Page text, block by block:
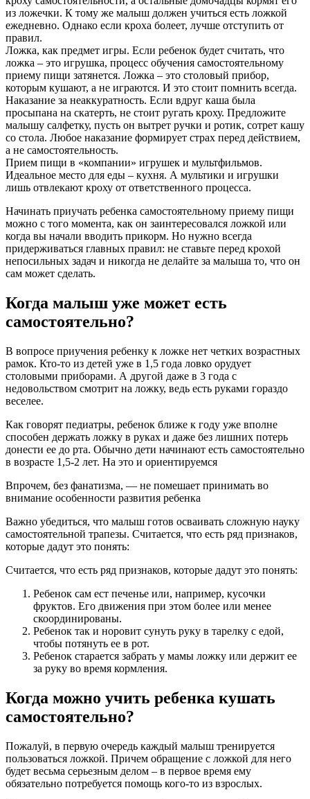
из ложечки. К тому же малыш должен учиться есть ложкой
ежедневно. Однако если кроха болеет, лучше отступить от
правил.
Ложка, как предмет игры. Если ребенок будет считать, что
ложка – это игрушка, процесс обучения самостоятельному
приему пищи затянется. Ложка – это столовый прибор,
которым кушают, а не играются. И это стоит помнить всегда.
Наказание за неаккуратность. Если вдруг каша была
просыпана на скатерть, не стоит ругать кроху. Предложите
малышу салфетку, пусть он вытрет ручки и ротик, сотрет кашу
со стола. Любое наказание формирует страх перед действием,
а не самостоятельность.
Прием пищи в «компании» игрушек и мультфильмов.
Идеальное место для еды – кухня. А мультики и игрушки
лишь отвлекают кроху от ответственного процесса.
Начинать приучать ребенка самостоятельному приему пищи
можно с того момента, как он заинтересовался ложкой или
когда вы начали вводить прикорм. Но нужно всегда
придерживаться главных правил: не ставьте перед крохой
непосильных задач и никогда не делайте за малыша то, что он
сам может сделать.
Когда малыш уже может есть
самостоятельно?
В вопросе приучения ребенку к ложке нет четких возрастных
рамок. Кто-то из детей уже в 1,5 года ловко орудует
столовыми приборами. А другой даже в 3 года с
недовольством смотрит на ложку, ведь есть руками гораздо
веселее.
Как говорят педиатры, ребенок ближе к году уже вполне
способен держать ложку в руках и даже без лишних потерь
донести ее до рта. Обычно дети начинают есть самостоятельно
в возрасте 1,5-2 лет. На это и ориентируемся
Впрочем, без фанатизма, — не помешает принимать во
внимание особенности развития ребенка
Важно убедиться, что малыш готов осваивать сложную науку
самостоятельной трапезы. Считается, что есть ряд признаков,
которые дадут это понять:
Считается, что есть ряд признаков, которые дадут это понять:
Ребенок сам ест печенье или, например, кусочки
фруктов. Его движения при этом более или менее
скоординированы.
Ребенок так и норовит сунуть руку в тарелку с едой,
чтобы потянуть ее в рот.
Ребенок старается забрать у мамы ложку или держит ее
за руку во время кормления.
Когда можно учить ребенка кушать
самостоятельно?
Пожалуй, в первую очередь каждый малыш тренируется
пользоваться ложкой. Причем обращение с ложкой для него
будет весьма серьезным делом – в первое время ему
обязательно потребуется помощь кого-то из взрослых.